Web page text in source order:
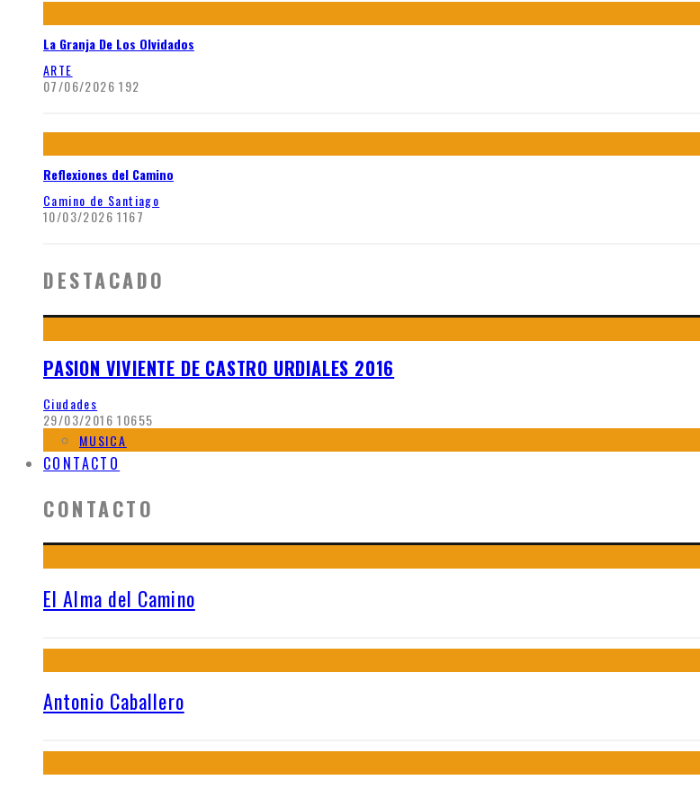
La Granja De Los Olvidados
ARTE
07/06/2026 192
Reflexiones del Camino
Camino de Santiago
10/03/2026 1167
DESTACADO
PASION VIVIENTE DE CASTRO URDIALES 2016
Ciudades
29/03/2016 10655
MUSICA
CONTACTO
CONTACTO
El Alma del Camino
Antonio Caballero